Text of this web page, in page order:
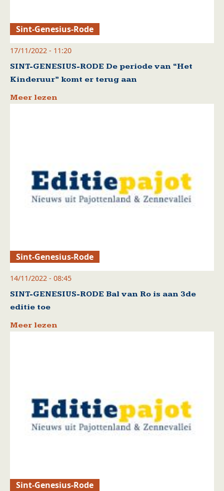
Sint-Genesius-Rode
17/11/2022 - 11:20
SINT-GENESIUS-RODE De periode van “Het
Kinderuur” komt er terug aan
Meer lezen
Sint-Genesius-Rode
14/11/2022 - 08:45
SINT-GENESIUS-RODE Bal van Ro is aan 3de
editie toe
Meer lezen
Sint-Genesius-Rode